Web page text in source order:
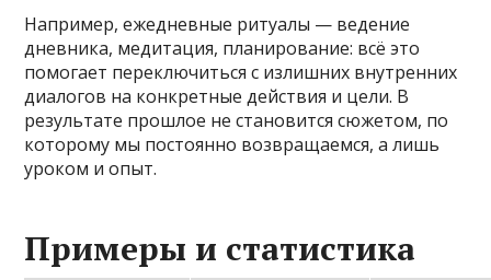
Например, ежедневные ритуалы — ведение
дневника, медитация, планирование: всё это
помогает переключиться с излишних внутренних
диалогов на конкретные действия и цели. В
результате прошлое не становится сюжетом, по
которому мы постоянно возвращаемся, а лишь
уроком и опыт.
Примеры и статистика